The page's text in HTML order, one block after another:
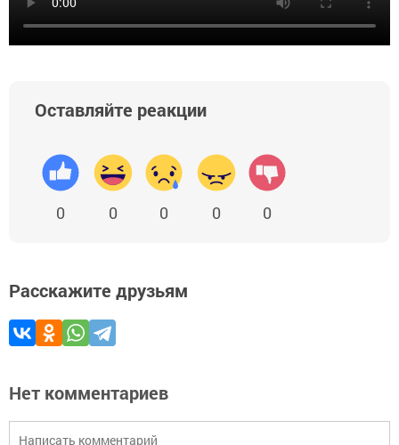
Оставляйте реакции
0 0 0 0 0
Расскажите друзьям
Нет комментариев